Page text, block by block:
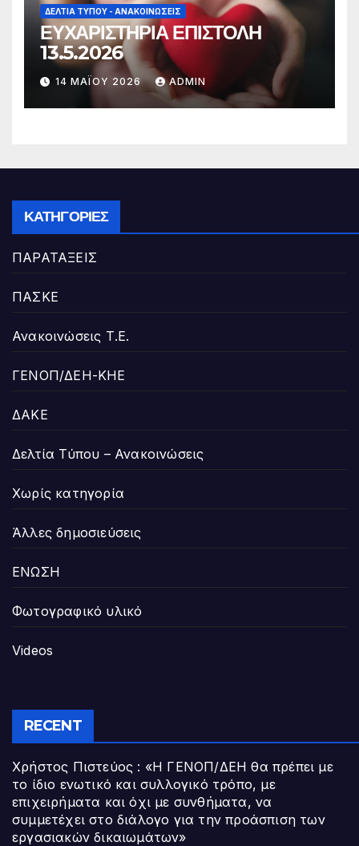
ΔΕΛΤΊΑ ΤΎΠΟΥ - ΑΝΑΚΟΙΝΏΣΕΙΣ
ΕΥΧΑΡΙΣΤΗΡΙΑ ΕΠΙΣΤΟΛΗ
13.5.2026
14 ΜΑΪ́ΟΥ 2026 ADMIN
ΚΑΤΗΓΟΡΊΕΣ
ΠΑΡΑΤΑΞΕΙΣ
ΠΑΣΚΕ
Ανακοινώσεις Τ.Ε.
ΓΕΝΟΠ/ΔΕΗ-ΚΗΕ
ΔΑΚΕ
Δελτία Τύπου – Ανακοινώσεις
Χωρίς κατηγορία
Άλλες δημοσιεύσεις
ΕΝΩΣΗ
Φωτογραφικό υλικό
Videos
RECENT
Χρήστος Πιστεύος : «Η ΓΕΝΟΠ/ΔΕΗ θα πρέπει με
το ίδιο ενωτικό και συλλογικό τρόπο, με
επιχειρήματα και όχι με συνθήματα, να
συμμετέχει στο διάλογο για την προάσπιση των
εργασιακών δικαιωμάτων»